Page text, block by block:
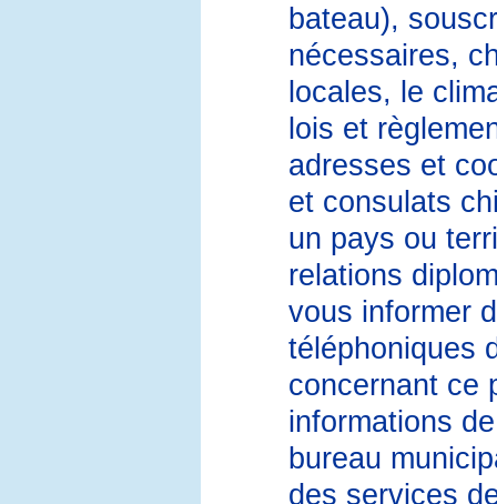
bateau),
nécessaires,
locales, le
lois et
adresses et
et consulats
un pays ou
relations
vous informer
téléphoniques
concernant ce
informations
bureau
des services